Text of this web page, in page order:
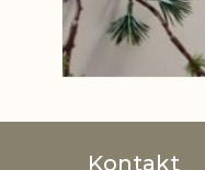
Kontakt